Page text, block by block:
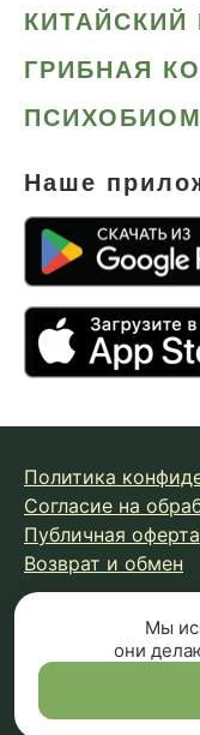
КИТАЙСКИЙ
ГРИБНАЯ
ПСИХОБИОМ
Наше
Политика
Согласие на
Публичная оферта
Возврат и обмен
© 2026 Fungiline —
Копирование
Вся информация на
не является
Мы
они